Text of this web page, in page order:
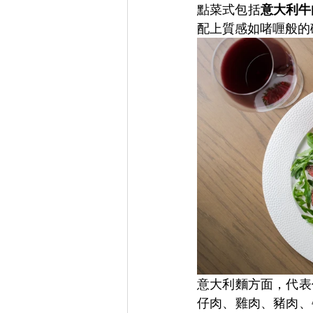
點菜式包括意大利
配上質感如啫喱般
意大利麵方面，代
仔肉、雞肉、豬肉